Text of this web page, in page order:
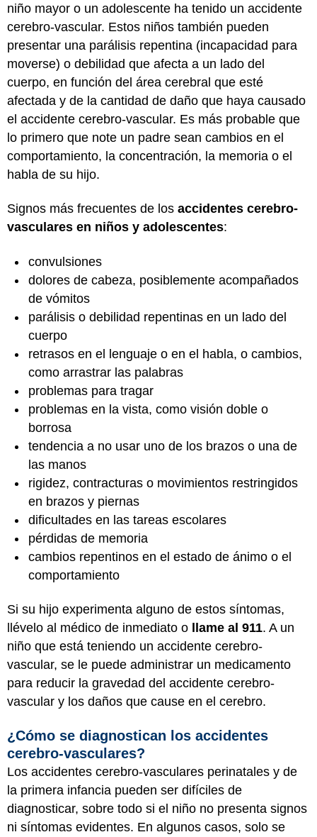
niño mayor o un adolescente ha tenido un accidente
cerebro-vascular. Estos niños también pueden
presentar una parálisis repentina (incapacidad para
moverse) o debilidad que afecta a un lado del
cuerpo, en función del área cerebral que esté
afectada y de la cantidad de daño que haya causado
el accidente cerebro-vascular. Es más probable que
lo primero que note un padre sean cambios en el
comportamiento, la concentración, la memoria o el
habla de su hijo.
Signos más frecuentes de los accidentes cerebro-
vasculares en niños y adolescentes:
convulsiones
dolores de cabeza, posiblemente acompañados
de vómitos
parálisis o debilidad repentinas en un lado del
cuerpo
retrasos en el lenguaje o en el habla, o cambios,
como arrastrar las palabras
problemas para tragar
problemas en la vista, como visión doble o
borrosa
tendencia a no usar uno de los brazos o una de
las manos
rigidez, contracturas o movimientos restringidos
en brazos y piernas
dificultades en las tareas escolares
pérdidas de memoria
cambios repentinos en el estado de ánimo o el
comportamiento
Si su hijo experimenta alguno de estos síntomas,
llévelo al médico de inmediato o
llame al 911. A un
niño que está teniendo un accidente cerebro-
vascular, se le puede administrar un medicamento
para reducir la gravedad del accidente cerebro-
vascular y los daños que cause en el cerebro.
¿Cómo se diagnostican los accidentes
cerebro-vasculares?
Los accidentes cerebro-vasculares perinatales y de
la primera infancia pueden ser difíciles de
diagnosticar, sobre todo si el niño no presenta signos
ni síntomas evidentes. En algunos casos, solo se